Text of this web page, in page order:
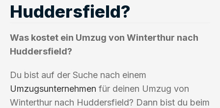
Huddersfield?
Was kostet ein Umzug von Winterthur nach
Huddersfield?
Du bist auf der Suche nach einem
Umzugsunternehmen für deinen Umzug von
Winterthur nach Huddersfield? Dann bist du beim